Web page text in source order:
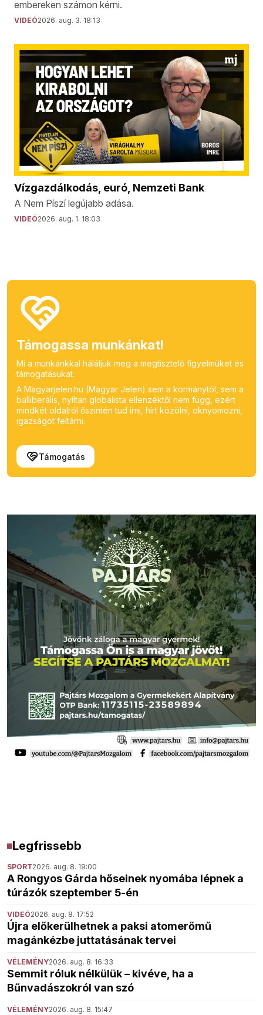
embereken számon kérni.
VIDEÓ2026. aug. 3. 18:13
Vízgazdálkodás, euró, Nemzeti Bank
A Nem Píszí legújabb adása.
VIDEÓ2026. aug. 1. 18:03
Támogassa munkánkat!
Mi a munkánkkal háláljuk meg a megtisztelő figyelmüket és
támogatásukat.
A Magyarjelen.hu (Magyar Jelen) sem a kormánytól, sem a
balliberális, nyíltan globalista ellenzéktől nem függ, ezért
mindkét oldalról őszintén tud írni, hírt közölni, oknyomozni,
igazságot feltárni.
Támogatás
Legfrissebb
SPORT2026. aug. 8. 19:00
A Rongyos Gárda hőseinek nyomába lépnek a
túrázók szeptember 5-én
VIDEÓ2026. aug. 8. 17:52
Újra előkerülhetnek a paksi atomerőmű
magánkézbe juttatásának tervei
VÉLEMÉNY2026. aug. 8. 16:33
Semmit róluk nélkülük – kivéve, ha a
Bűnvadászokról van szó
VÉLEMÉNY2026. aug. 8. 15:47